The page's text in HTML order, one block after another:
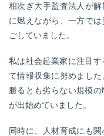
相次ぎ大手監査法人が
に燃えながら、一方で
ごしていました。
私は社会起業家に注目
て情報収集に努めまし
勝るとも劣らない規模
が出始めていました。
同時に、人材育成にも